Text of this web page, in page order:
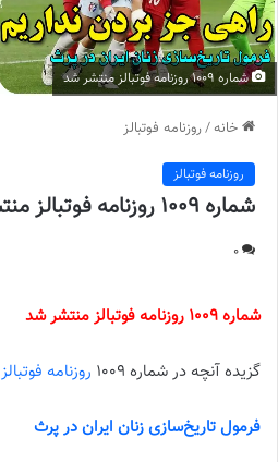
شماره 1009 روزنامه فوتبالز منتشر شد
خانه/روزنامه فوتبالز
روزنامه فوتبالز
شماره 1009 روزنامه فوتبالز منتشر شد
0
شماره 1009 روزنامه فوتبالز منتشر شد
گزیده آنچه در شماره 1009 روزنامه فوتبالز
فرمول تاریخ‌سازی زنان ایران در پرث